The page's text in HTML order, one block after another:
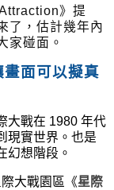
》提
了，估計幾年內
家碰面。
面可以擬真
大戰在 1980 年代
現實世界。也是
幻想階段。
大戰園區 《星際